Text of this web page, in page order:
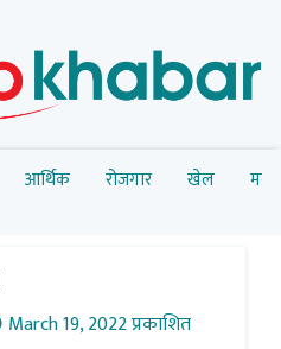
आर्थिक रोजगार खेल
March 19, 2022 प्रकाशित